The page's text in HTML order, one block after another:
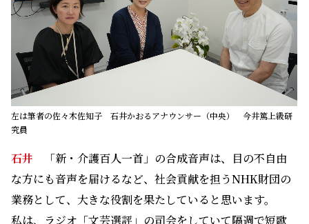
左は筆者の佐々木佐知子 石井かおるアナウンサー（中央） 今井篤上級研
究員
石井 「新・介護百人一首」の合成音声は、目の不自由
な方にも音声を届けるなど、社会貢献を担うNHK財団の
業務として、大きな役割を果たしていると思います。
私は、ラジオ「文芸選評」の司会をしていて隔週で短歌